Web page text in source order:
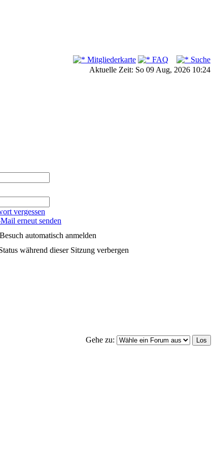
Mitgliederkarte FAQ
Suche
Aktuelle Zeit: So 09 Aug, 2026 10:24
vergessen
erneut senden
automatisch anmelden
während dieser Sitzung verbergen
Gehe zu: